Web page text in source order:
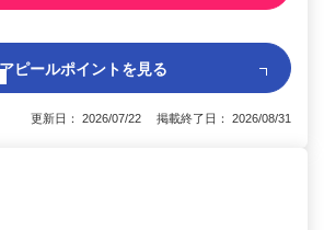
ピールポイントを見る
更新日： 2026/07/22 掲載終了日： 2026/08/31